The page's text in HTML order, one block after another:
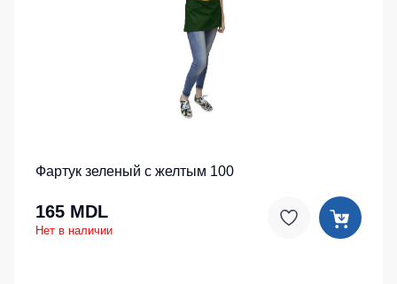
Фартук зеленый с желтым 100
165 MDL
Нет в наличии